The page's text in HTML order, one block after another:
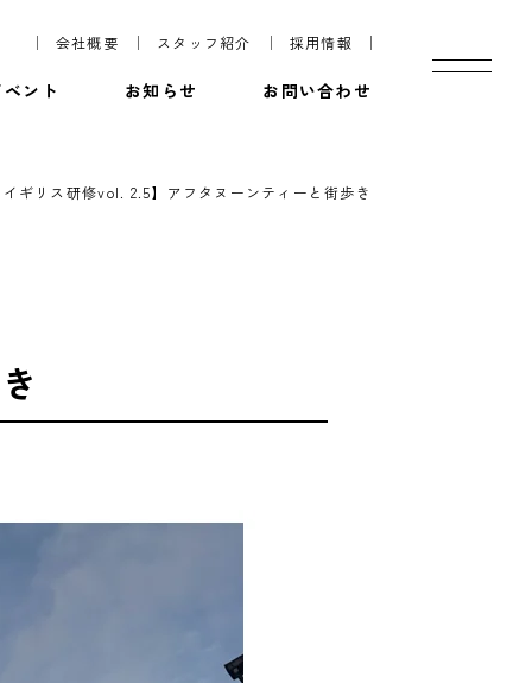
会社概要 スタッフ紹介 採用情報
ント お知らせ お問い合わせ
ギリス研修vol. 2.5】アフタヌーンティーと街歩き